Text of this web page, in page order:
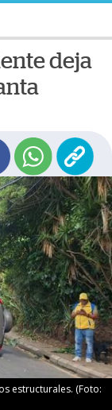
deja
estructurales. (Foto: